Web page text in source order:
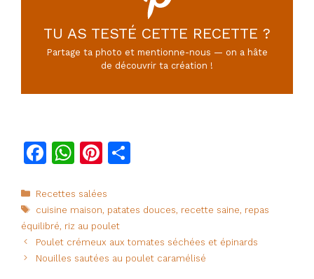
TU AS TESTÉ CETTE RECETTE ?
Partage ta photo et mentionne-nous — on a hâte
de découvrir ta création !
F
c
e
b
o
W
at
s
A
p
Pi
te
re
st
g
er
Catégories
Recettes salées
Étiquettes
cuisine maison, patates douces, recette saine, repas
équilibré, riz au poulet
Poulet crémeux aux tomates séchées et épinards
Nouilles sautées au poulet caramélisé